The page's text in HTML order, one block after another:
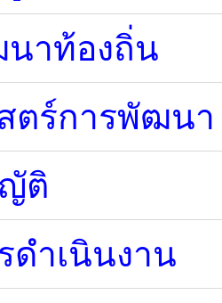
าท้องถิ่น
ตร์การพัฒนา
ติ
ดำเนินงาน